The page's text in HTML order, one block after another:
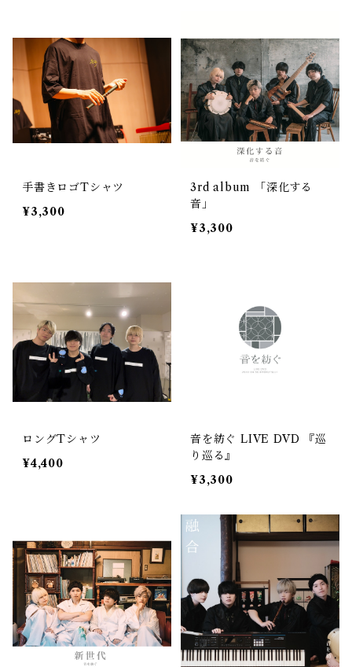
手書きロゴTシャツ
¥3,300
3rd album 「深化する
音」
¥3,300
ロングTシャツ
¥4,400
音を紡ぐ LIVE DVD 『巡
り巡る』
¥3,300